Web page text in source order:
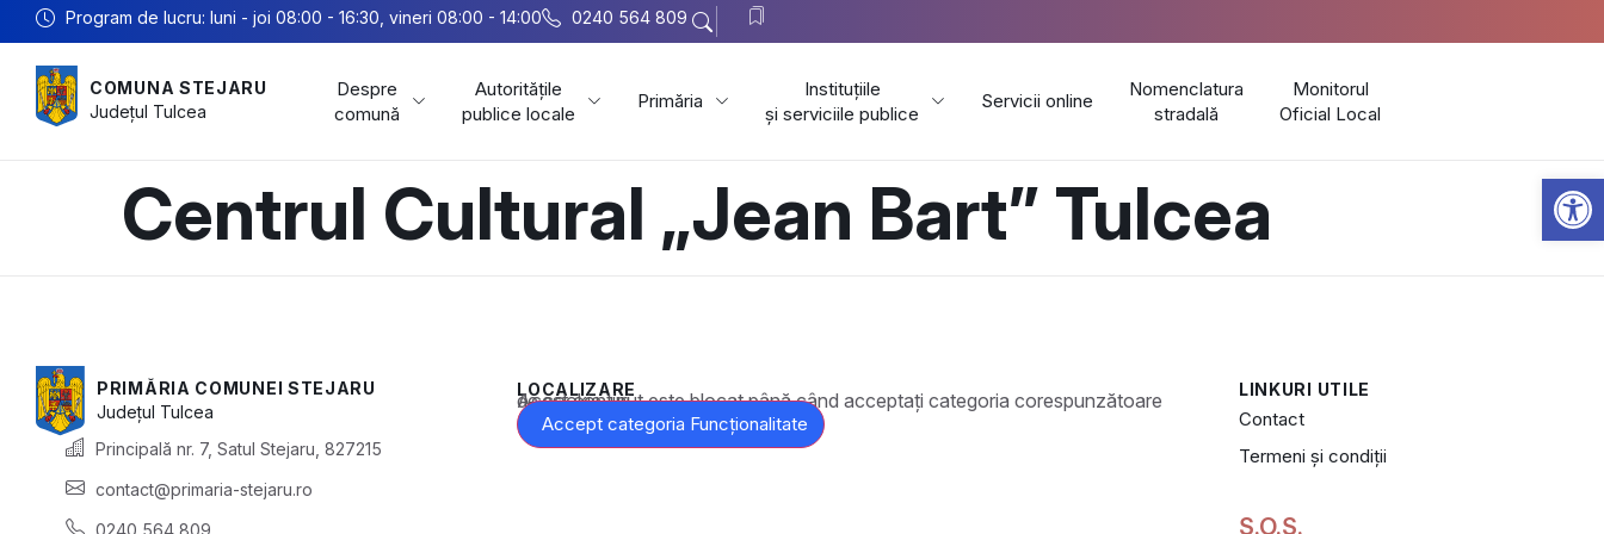
Program de lucru: luni - joi 08:00 - 16:30, vineri 08:00 - 14:00 0240 564 809
COMUNA STEJARU
Județul Tulcea
Despre
comună
Autoritățile
publice locale
Primăria
Instituțiile
și serviciile publice
Servicii online
Nomenclatura
stradală
Monitorul
Oficial Local
Centrul Cultural „Jean Bart” Tulcea
PRIMĂRIA COMUNEI STEJARU
Județul Tulcea
Principală nr. 7, Satul Stejaru, 827215
contact@primaria-stejaru.ro
0240 564 809
LOCALIZARE
Acest conținut este blocat până când acceptați categoria corespunzătoare de cookie-uri.
Accept categoria Funcționalitate
LINKURI UTILE
Contact
Termeni și condiții
S.O.S.